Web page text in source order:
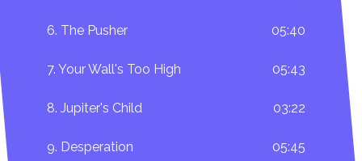
6. The Pusher 05:40
7. Your Wall's Too High 05:43
8. Jupiter's Child 03:22
9. Desperation 05:45